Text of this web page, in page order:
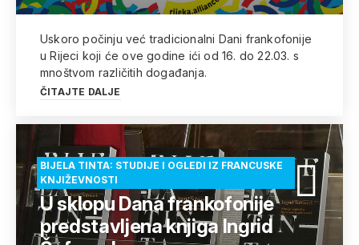
Uskoro počinju već tradicionalni Dani frankofonije
u Rijeci koji će ove godine ići od 16. do 22.03. s
mnoštvom različitih događanja.
ČITAJTE DALJE
BIJELA TINTA: STUDIJE I OGLEDI IZ FRANCUSKE
KNJIŽEVNOSTI
U sklopu Dana frankofonije
predstavljena knjiga Ingrid